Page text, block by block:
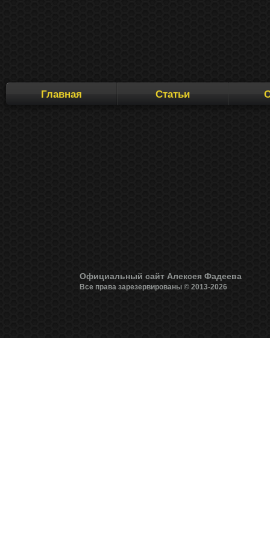
ПерейтиГлавная Статьи
Официальный сайт Алексея Фадеева
Все права зарезервированы © 2013-2026